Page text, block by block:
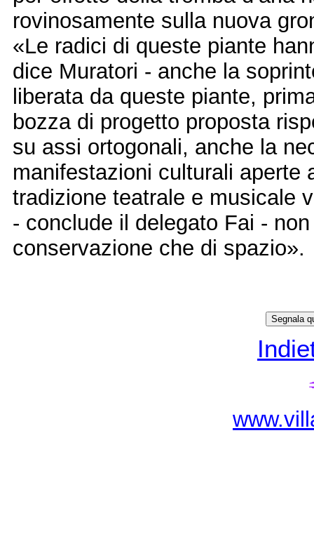
rovinosamente sulla nuova
«Le radici di queste piante
dice Muratori - anche la
liberata da queste piante,
bozza di progetto proposta
su assi ortogonali, anche la
manifestazioni culturali aperte
tradizione teatrale e musicale
- conclude il delegato Fai -
conservazione che di